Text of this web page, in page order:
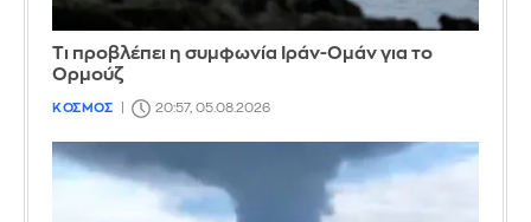
Τι προβλέπει η συμφωνία Ιράν-Ομάν για το
Ορμούζ
ΚΟΣΜΟΣ 20:57, 05.08.2026